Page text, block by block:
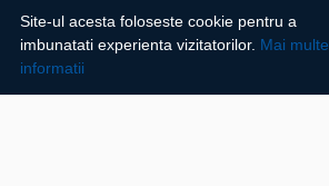
Contul meu
Suport clienti
Site-ul acesta foloseste cookie pentru a
imbunatati experienta vizitatorilor. Mai multe
informatii